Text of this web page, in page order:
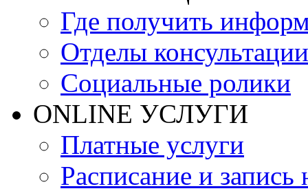
Где получить
Отделы консультации
Социальные ролики
ONLINE УСЛУГИ
Платные услуги
Расписание и запись